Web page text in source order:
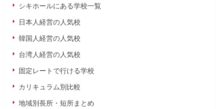
シキホールにある学校一覧
日本人経営の人気校
韓国人経営の人気校
台湾人経営の人気校
固定レートで行ける学校
カリキュラム別比較
地域別長所・短所まとめ